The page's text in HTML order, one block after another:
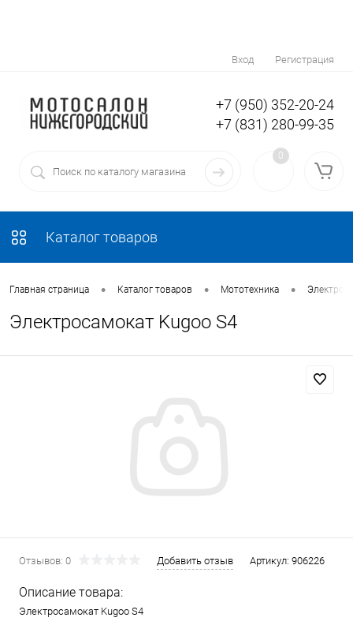
Вход Регистрация
+7 (950) 352-20-24
+7 (831) 280-99-35
0
Каталог товаров
Главная страница • Каталог товаров • Мототехника •
Электросамокат Kugoo S4
Отзывов: 0 Добавить отзыв Артикул: 906226
Описание товара:
Электросамокат Kugoo S4